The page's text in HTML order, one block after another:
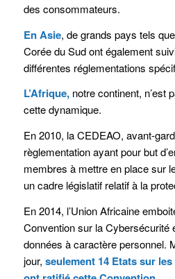
des consommateurs.
En Asie, de grands pays tels
Corée du Sud ont également
différentes réglementations
L’Afrique, notre continent, n’est
cette dynamique.
En 2010, la CEDEAO, avant-
règlementation ayant pour but
membres à mettre en place sur
un cadre législatif relatif à la
En 2014, l’Union Africaine
Convention sur la Cybersécurité
données à caractère personnel.
jour, seulement 14 Etats sur